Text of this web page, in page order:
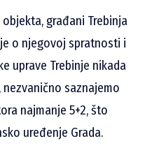
građani Trebinja
o njegovoj spratnosti i
uprave Trebinje nikada
saznajemo
najmanje 5+2, što
uređenje Grada.